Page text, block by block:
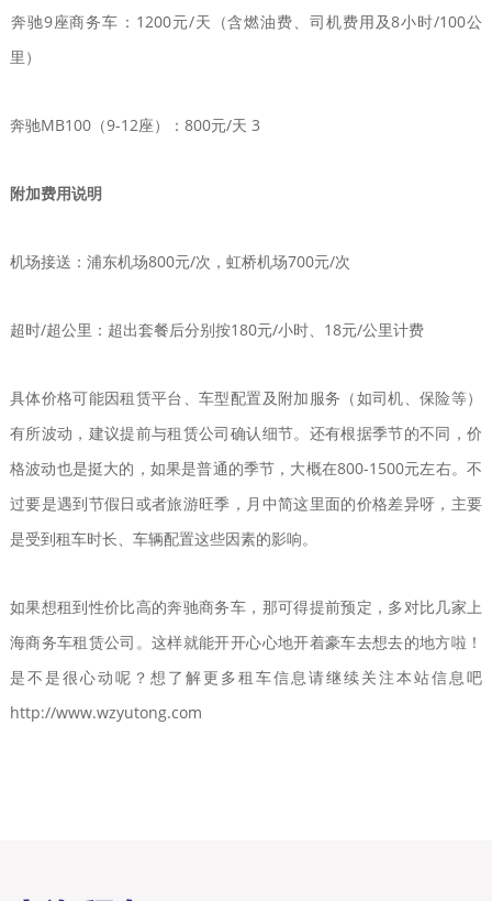
‌奔驰9座商务车‌：1200元/天（含燃油费、司机费用及8小时/100公
里） ‌
‌奔驰MB100（9-12座）‌：800元/天 ‌3
附加费用说明
‌机场接送‌：浦东机场800元/次，虹桥机场700元/次 ‌
‌超时/超公里‌：超出套餐后分别按180元/小时、18元/公里计费 ‌
具体价格可能因租赁平台、车型配置及附加服务（如司机、保险等）
有所波动，建议提前与租赁公司确认细节。还有根据季节的不同，价
格波动也是挺大的， 如果是普通的季节，大概在800-1500元左右。不
过要是遇到节假日或者旅游旺季，月中简这里面的价格差异呀，主要
是受到租车时长、车辆配置这些因素的影响。
如果想租到性价比高的奔驰商务车，那可得提前预定，多对比几家上
海商务车租赁公司。这样就能开开心心地开着豪车去想去的地方啦！
是不是很心动呢？想了解更多租车信息请继续关注本站信息吧
http://www.wzyutong.com